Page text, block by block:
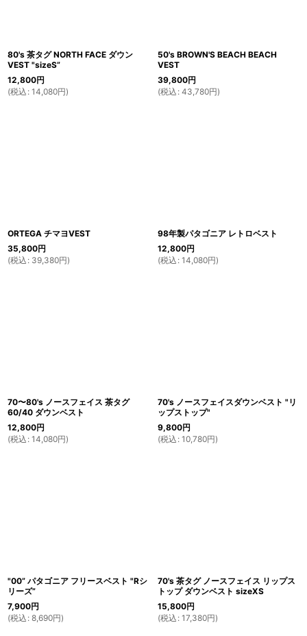
80's 茶タグ NORTH FACE ダウン
VEST "sizeS”
12,800円
(税込 : 14,080円)
50's BROWN'S BEACH BEACH
VEST
39,800円
(税込 : 43,780円)
ORTEGA チマヨVEST
35,800円
(税込 : 39,380円)
98年製パタゴニア レトロベスト
12,800円
(税込 : 14,080円)
70〜80's ノースフェイス 茶タグ
60/40 ダウンベスト
12,800円
(税込 : 14,080円)
70's ノースフェイスダウンベスト "リ
ップストップ"
9,800円
(税込 : 10,780円)
"00” パタゴニア フリースベスト "Rシ
リーズ”
7,900円
(税込 : 8,690円)
70's 茶タグ ノースフェイス リップス
トップ ダウンベスト sizeXS
15,800円
(税込 : 17,380円)